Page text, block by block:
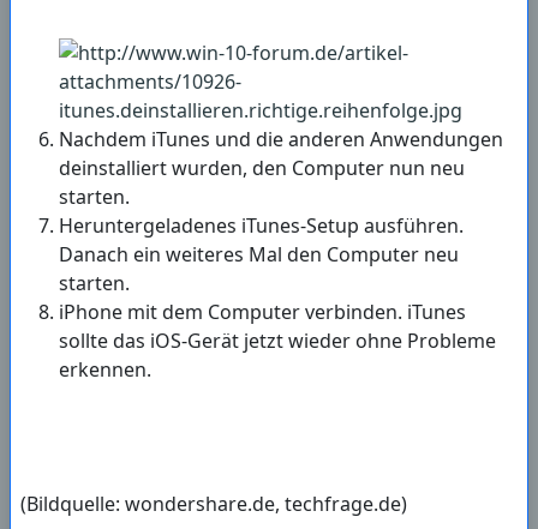
Nachdem iTunes und die anderen Anwendungen
deinstalliert wurden, den Computer nun neu
starten.
Heruntergeladenes iTunes-Setup ausführen.
Danach ein weiteres Mal den Computer neu
starten.
iPhone mit dem Computer verbinden. iTunes
sollte das iOS-Gerät jetzt wieder ohne Probleme
erkennen.
(Bildquelle: wondershare.de, techfrage.de)